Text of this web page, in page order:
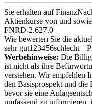
Sie erhalten auf
Aktienkurse von und
FNRD-2.627.0
Wie bewerten Sie die
sehr gut1 23456schlecht
Werbehinweise: Die
ist nicht als ihre
verstehen. Wir empfehlen
den Basisprospekt und die
bevor sie eine
umfassend zu informieren,